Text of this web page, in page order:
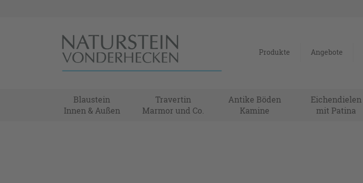
Produkte Angebote
Blaustein
Innen & Außen
Travertin
Marmor und Co.
Antike Böden
Kamine
Eichendielen
mit Patina